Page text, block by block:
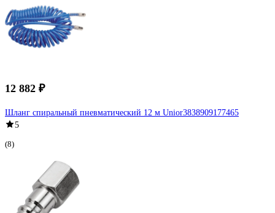
12 882 ₽
Шланг спиральный пневматический 12 м Unior3838909177465
5
(8)